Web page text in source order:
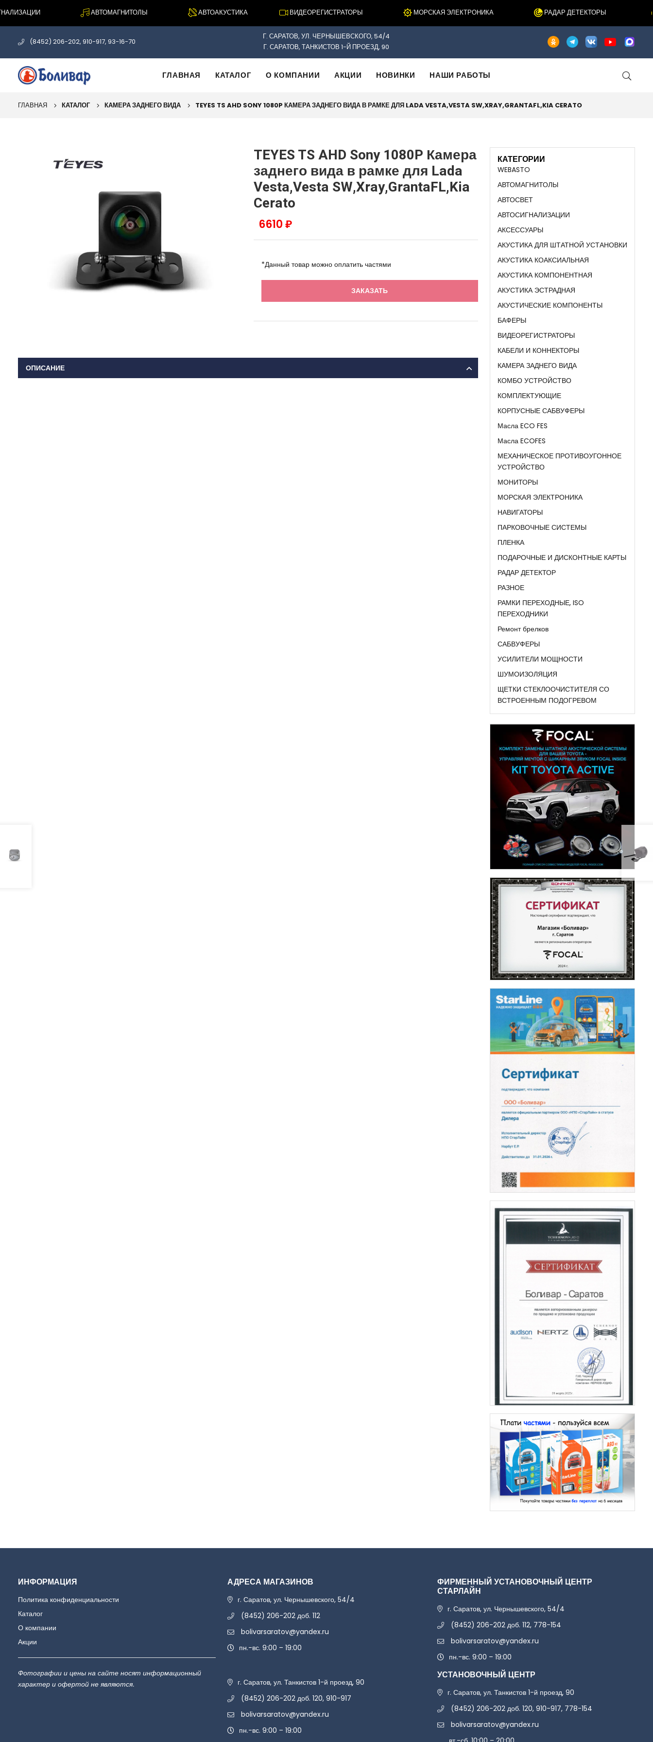
АВТОМАГНИТОЛЫ АВТОАКУСТИКА ВИДЕОРЕГИСТРАТОРЫ МОРСКАЯ ЭЛЕКТРОНИКА РАДАР ДЕТЕКТОРЫ
(8452) 206-202, 910-917, 93-16-70
Г. САРАТОВ, УЛ. ЧЕРНЫШЕВСКОГО, 54/4
Г. САРАТОВ, ТАНКИСТОВ 1-Й ПРОЕЗД, 90
ГЛАВНАЯ КАТАЛОГ О КОМПАНИИ АКЦИИ НОВИНКИ НАШИ РАБОТЫ
ГЛАВНАЯ КАТАЛОГ КАМЕРА ЗАДНЕГО ВИДА TEYES TS AHD SONY 1080P КАМЕРА ЗАДНЕГО ВИДА В РАМКЕ ДЛЯ LADA VESTA,VESTA SW,XRAY,GRANTAFL,KIA CERATO
TEYES TS AHD Sony 1080P Камера
заднего вида в рамке для Lada
Vesta,Vesta SW,Xray,GrantaFL,Kia
Cerato
6610 ₽
*Данный товар можно оплатить частями
ЗАКАЗАТЬ
ОПИСАНИЕ
КАТЕГОРИИ
WEBASTO
АВТОМАГНИТОЛЫ
АВТОСВЕТ
АВТОСИГНАЛИЗАЦИИ
АКСЕССУАРЫ
АКУСТИКА ДЛЯ ШТАТНОЙ УСТАНОВКИ
АКУСТИКА КОАКСИАЛЬНАЯ
АКУСТИКА КОМПОНЕНТНАЯ
АКУСТИКА ЭСТРАДНАЯ
АКУСТИЧЕСКИЕ КОМПОНЕНТЫ
БАФЕРЫ
ВИДЕОРЕГИСТРАТОРЫ
КАБЕЛИ И КОННЕКТОРЫ
КАМЕРА ЗАДНЕГО ВИДА
КОМБО УСТРОЙСТВО
КОМПЛЕКТУЮЩИЕ
КОРПУСНЫЕ САБВУФЕРЫ
Масла ECO FES
Масла ECOFES
МЕХАНИЧЕСКОЕ ПРОТИВОУГОННОЕ
УСТРОЙСТВО
МОНИТОРЫ
МОРСКАЯ ЭЛЕКТРОНИКА
НАВИГАТОРЫ
ПАРКОВОЧНЫЕ СИСТЕМЫ
ПЛЕНКА
ПОДАРОЧНЫЕ И ДИСКОНТНЫЕ КАРТЫ
РАДАР ДЕТЕКТОР
РАЗНОЕ
РАМКИ ПЕРЕХОДНЫЕ, ISO
ПЕРЕХОДНИКИ
Ремонт брелков
САБВУФЕРЫ
УСИЛИТЕЛИ МОЩНОСТИ
ШУМОИЗОЛЯЦИЯ
ЩЕТКИ СТЕКЛООЧИСТИТЕЛЯ СО
ВСТРОЕННЫМ ПОДОГРЕВОМ
ИНФОРМАЦИЯ
Политика конфиденциальности
Каталог
О компании
Акции
Фотографии и цены на сайте носят информационный
характер и офертой не являются.
АДРЕСА МАГАЗИНОВ
г. Саратов, ул. Чернышевского, 54/4
(8452) 206-202 доб. 112
bolivarsaratov@yandex.ru
пн.-вс. 9:00 – 19:00
г. Саратов, ул. Танкистов 1-й проезд, 90
(8452) 206-202 доб. 120, 910-917
bolivarsaratov@yandex.ru
пн.-вс. 9:00 – 19:00
ФИРМЕННЫЙ УСТАНОВОЧНЫЙ ЦЕНТР
СТАРЛАЙН
г. Саратов, ул. Чернышевского, 54/4
(8452) 206-202 доб. 112, 778-154
bolivarsaratov@yandex.ru
пн.-вс. 9:00 – 19:00
УСТАНОВОЧНЫЙ ЦЕНТР
г. Саратов, ул. Танкистов 1-й проезд, 90
(8452) 206-202 доб. 120, 910-917, 778-154
bolivarsaratov@yandex.ru